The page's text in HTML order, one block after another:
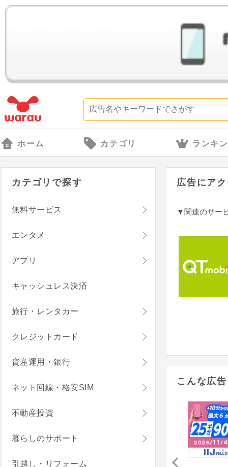
ホーム カテゴリ ランキ
広告にア
▼関連のサー
こんな広
カテゴリで探す
無料サービス
エンタメ
アプリ
キャッシュレス決済
旅行・レンタカー
クレジットカード
資産運用・銀行
ネット回線・格安SIM
不動産投資
暮らしのサポート
引越し・リフォーム